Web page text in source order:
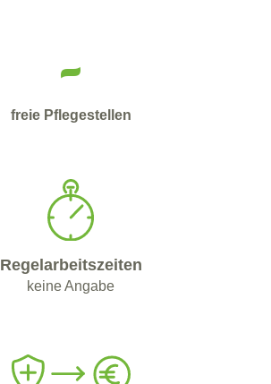
-
freie Pflegestellen
Regelarbeitszeiten
keine Angabe